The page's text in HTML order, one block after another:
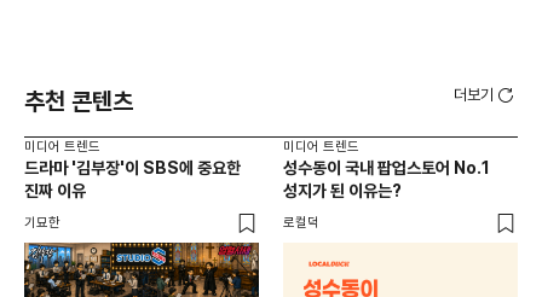
추천 콘텐츠 더보기
미디어 트렌드
드라마 '김부장'이 SBS에 중요한
진짜 이유
기묘한
미디어 트렌드
성수동이 국내 팝업스토어 No.1
성지가 된 이유는?
로컬덕